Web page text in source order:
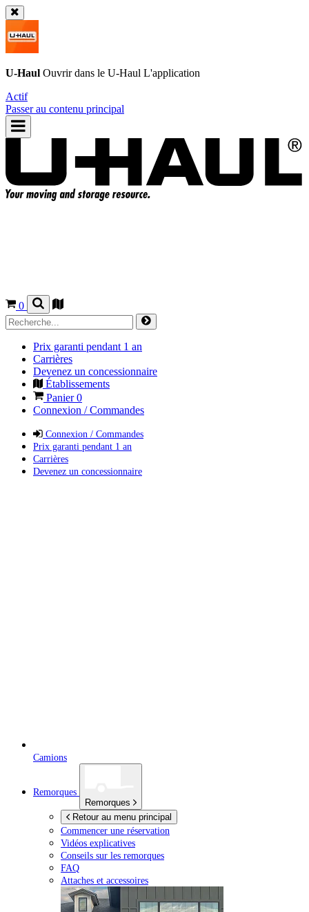
U-Haul Ouvrir dans le U-Haul L'application
Actif
Passer au contenu principal
0
Prix garanti pendant 1 an
Carrières
Devenez un concessionnaire
Établissements
Panier0
Connexion / Commandes
Connexion / Commandes
Prix garanti pendant 1 an
Carrières
Devenez un concessionnaire
Camions
Remorques
Remorques
Retour au menu principal
Commencer une réservation
Vidéos explicatives
Conseils sur les remorques
FAQ
Attaches et accessoires